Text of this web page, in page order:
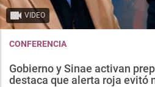
VIDEO
CONFERENCIA
Gobierno y Sinae activan
destaca que alerta roja evitó